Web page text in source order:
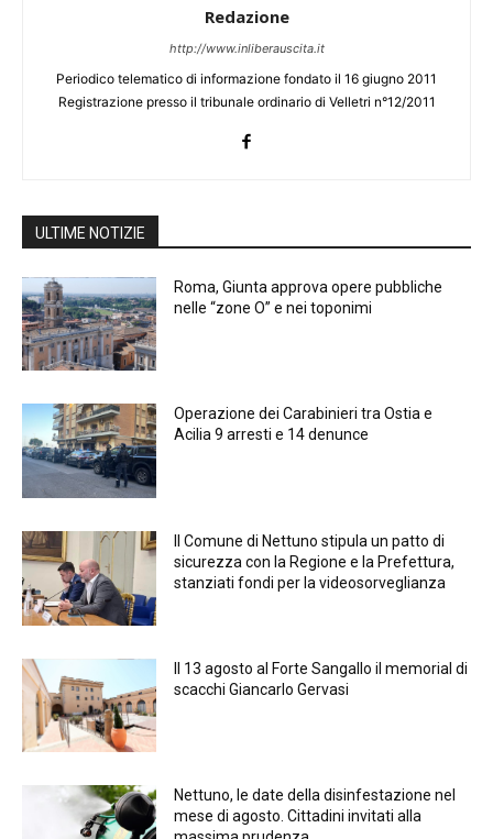
Redazione
http://www.inliberauscita.it
Periodico telematico di informazione fondato il 16 giugno 2011
Registrazione presso il tribunale ordinario di Velletri n°12/2011
ULTIME NOTIZIE
Roma, Giunta approva opere pubbliche
nelle “zone O” e nei toponimi
Operazione dei Carabinieri tra Ostia e
Acilia 9 arresti e 14 denunce
Il Comune di Nettuno stipula un patto di
sicurezza con la Regione e la Prefettura,
stanziati fondi per la videosorveglianza
Il 13 agosto al Forte Sangallo il memorial di
scacchi Giancarlo Gervasi
Nettuno, le date della disinfestazione nel
mese di agosto. Cittadini invitati alla